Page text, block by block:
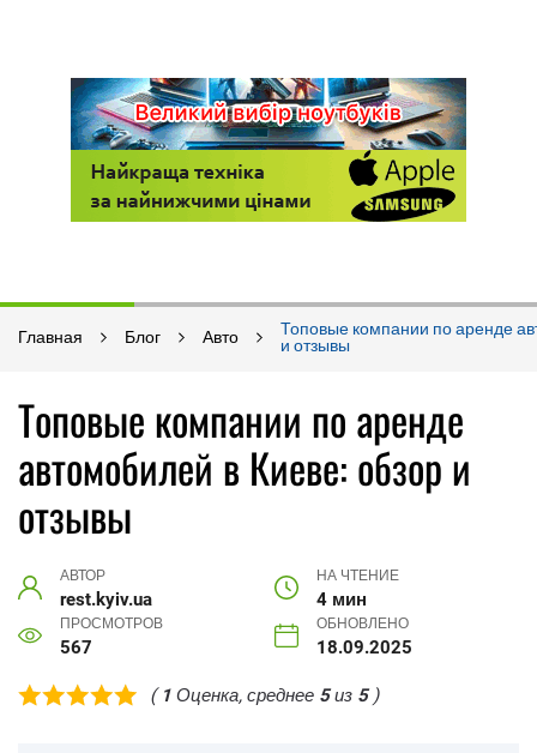
Главная Блог Авто
Топовые компании по аренде
и отзывы
Топовые компании по аренде
автомобилей в Киеве: обзор и
отзывы
АВТОР
rest.kyiv.ua
НА ЧТЕНИЕ
4 мин
ПРОСМОТРОВ
567
ОБНОВЛЕНО
18.09.2025
( 1 Оценка, среднее 5из 5)